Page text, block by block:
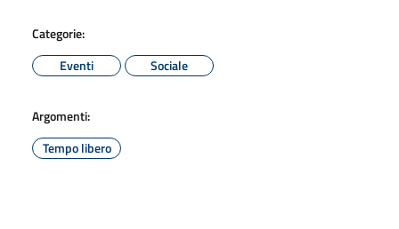
Categorie:
Eventi
Sociale
Argomenti:
Tempo libero